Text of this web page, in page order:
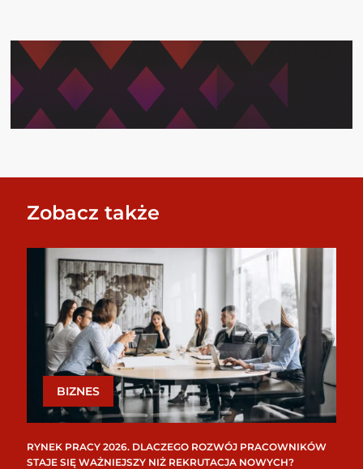
Zobacz także
BIZNES
RYNEK PRACY 2026. DLACZEGO ROZWÓJ PRACOWNIKÓW
STAJE SIĘ WAŻNIEJSZY NIŻ REKRUTACJA NOWYCH?